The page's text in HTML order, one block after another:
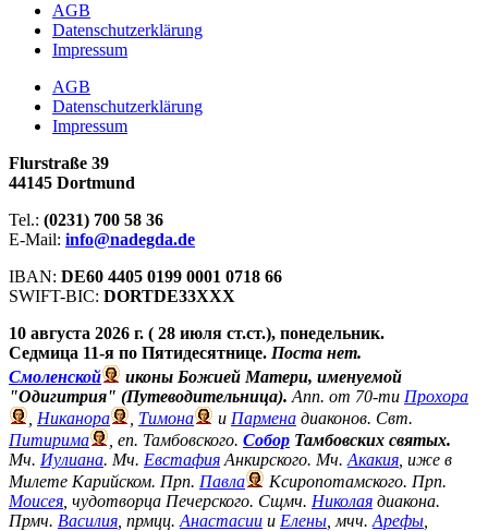
АGB
Datenschutzerklärung
Impressum
АGB
Datenschutzerklärung
Impressum
Flurstraße 39
44145 Dortmund
Tel.: (0231) 700 58 36
E-Mail: info@nadegda.de
IBAN: DE60 4405 0199 0001 0718 66
SWIFT-BIC: DORTDE33XXX
10 августа 2026 г. ( 28 июля ст.ст.), понедельник.
Седмица 11-я по Пятидесятнице. Поста нет.
Смоленской
иконы Божией Матери, именуемой
"Одигитрия" (Путеводительница). Апп. от 70-ти Прохора
Никанора Тимона и Пармена диаконов. Свт.
Питирима
, еп. Тамбовского. Собор Тамбовских святых.
Мч. Иулиана. Мч. Евстафия Анкирского. Мч. Акакия , иже в
Милете Карийском. Прп. Павла
Ксиропотамского. Прп.
Моисея , чудотворца Печерского. Сщмч. Николая диакона.
Прмч. Василия , прмцц. Анастасии и Елены , мчч. Арефы